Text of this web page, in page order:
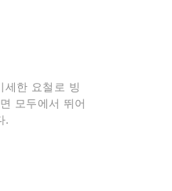
세한 요철로 빙
모두에서 뛰어
.